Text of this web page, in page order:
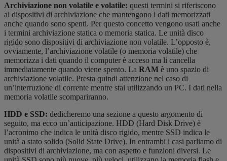
Archiviazione non volatile e volatile: questi termini si riferiscono
ai dispositivi di archiviazione che mantengono i dati memorizzati
anche quando sono spenti. Per questo concetto vengono usati anche
i termini archiviazione statica o memoria statica. Le unità disco
rigido sono dispositivi di archiviazione non volatile. L’opposto è,
ovviamente, l’archiviazione volatile (o memoria volatile) che
memorizza i dati quando il computer è acceso ma li cancella
immediatamente quando viene spento. La RAM è uno spazio di
archiviazione volatile. Presta quindi attenzione nel caso di
un’interruzione di corrente mentre stai utilizzando un PC. I dati nella
memoria volatile scompariranno.
HDD e SSD: dedicheremo una sezione a questo argomento di
seguito, ma ecco un’anticipazione. HDD (Hard Disk Drive) è
l’acronimo che indica le unità disco rigido, mentre SSD indica le
unità a stato solido (Solid State Drive). In entrambi i casi parliamo di
dispositivi di archiviazione, ma con aspetto e funzioni diversi. Le